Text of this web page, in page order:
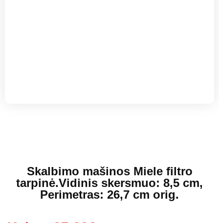
Skalbimo mašinos Miele filtro
tarpinė.Vidinis skersmuo: 8,5 cm,
Perimetras: 26,7 cm orig.